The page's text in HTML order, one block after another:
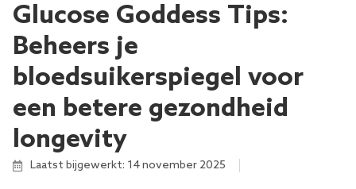
Glucose Goddess Tips:
Beheers je
bloedsuikerspiegel voor
een betere gezondheid
longevity
Laatst bijgewerkt: 14 november 2025